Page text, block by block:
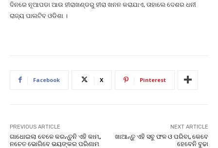
ଦିନରେ ନୂଆପଡା ଆଉ ହୀରାଖଣ୍ଡରୁ ହୀରା ଖନନ କରାଯାଏ, ତାହାଲେ ଦେଶର ଧନୀ
ରାଜ୍ୟ ପାଲଟିବ ଓଡିଶା ।
Facebook X Pinterest
PREVIOUS ARTICLE
ଗାଧୋଇଲା ବେଳେ କରନ୍ତୁନି ଏହି କାମ,
ନଚେତ ଭୋଗିବେ ଭୟଙ୍କର ପରିଣାମ
NEXT ARTICLE
ଖାଆନ୍ତୁ ଏହି ସବୁ ଫଳ ଓ ପରିବା, କେବେ
ହେବେନି ବୁଢା